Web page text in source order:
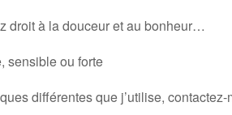
droit à la douceur et au bonheur…
sensible ou forte
différentes que j’utilise, contactez-